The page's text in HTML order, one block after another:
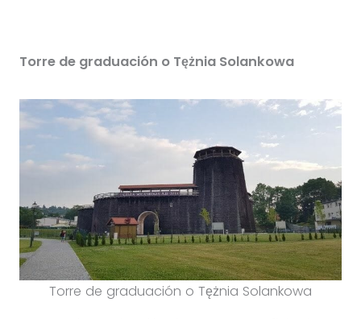
Torre de graduación o Tężnia Solankowa
Torre de graduación o Tężnia Solankowa